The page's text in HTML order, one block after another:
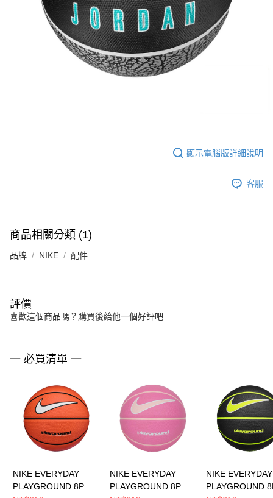
顯示電腦版詳細說明
客服
商品相關分類 (1)
品牌 NIKE 配件
評價
喜歡這個商品嗎？購買後給他一個好評吧
一 必買清單 一
NIKE EVERYDAY
PLAYGROUND 8P 7
NIKE EVERYDAY
PLAYGROUND 8P 6
NIKE EVERYDAY
PLAYGROUND